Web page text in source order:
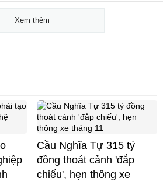
Xem thêm
Cầu Nghĩa Tự 315 tỷ
đồng thoát cảnh 'đắp
chiếu', hẹn thông xe